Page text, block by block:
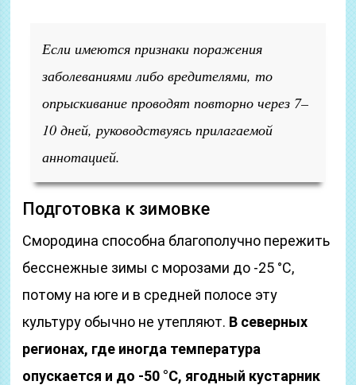
Если имеются признаки поражения
заболеваниями либо вредителями, то
опрыскивание проводят повторно через 7–
10 дней, руководствуясь прилагаемой
аннотацией.
Подготовка к зимовке
Смородина способна благополучно пережить
бесснежные зимы с морозами до -25 °C,
потому на юге и в средней полосе эту
культуру обычно не утепляют. В северных
регионах, где иногда температура
опускается и до -50 °C, ягодный кустарник